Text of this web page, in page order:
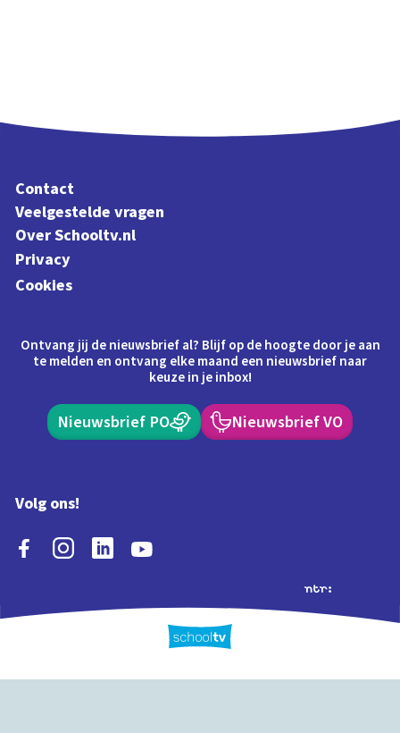
Contact
Veelgestelde vragen
Over Schooltv.nl
Privacy
Cookies
Ontvang jij de nieuwsbrief al? Blijf op de hoogte door je aan
te melden en ontvang elke maand een nieuwsbrief naar
keuze in je inbox!
Nieuwsbrief PO Nieuwsbrief VO
Volg ons!